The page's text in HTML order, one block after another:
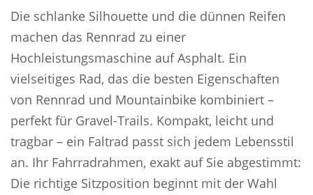
Die schlanke Silhouette und die dünnen Reifen
machen das Rennrad zu einer
Hochleistungsmaschine auf Asphalt. Ein
vielseitiges Rad, das die besten Eigenschaften
von Rennrad und Mountainbike kombiniert –
perfekt für Gravel-Trails. Kompakt, leicht und
tragbar – ein Faltrad passt sich jedem Lebensstil
an. Ihr Fahrradrahmen, exakt auf Sie abgestimmt:
Die richtige Sitzposition beginnt mit der Wahl